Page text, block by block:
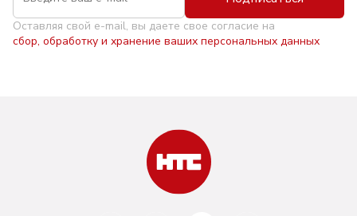
Оставляя свой e-mail, вы даете свое согласие на
сбор, обработку и хранение ваших персональных данных